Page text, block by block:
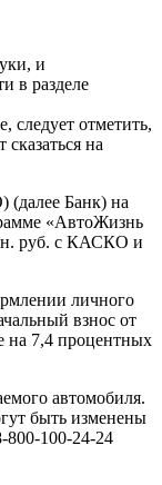
и
в разделе
следует отметить,
на
(далее Банк) на
«АвтоЖизнь
руб. с КАСКО и
личного
взнос от
на 7,4 процентных
автомобиля.
быть изменены
100-24-24